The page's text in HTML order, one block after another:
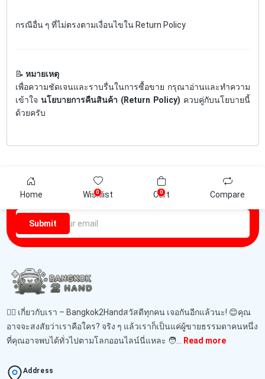
กรณีอื่น ๆ ที่ไม่ตรงตามเงื่อนไขใน Return Policy
📝 หมายเหตุ
เพื่อความชัดเจนและราบรื่นในการซื้อขาย กรุณาอ่านและทำความ
เข้าใจ นโยบายการคืนสินค้า (Return Policy) ควบคู่กับนโยบายนี้
ด้วยครับ
Home 0
Wishlist 0
Cart Compare
Newsletter
Submit
🙋‍♂️ เกี่ยวกับเรา – Bangkok2Handสวัสดีทุกคน เจอกันอีกแล้วนะ! 😊คุณ
อาจจะสงสัยว่าเราคือใคร? จริง ๆ แล้วเราก็เป็นแค่ผู้ขายธรรมดาคนหนึ่ง
ที่คุณอาจพบได้ทั่วไปตามโลกออนไลน์นี่แหละ 🧑‍...
Read more
Address